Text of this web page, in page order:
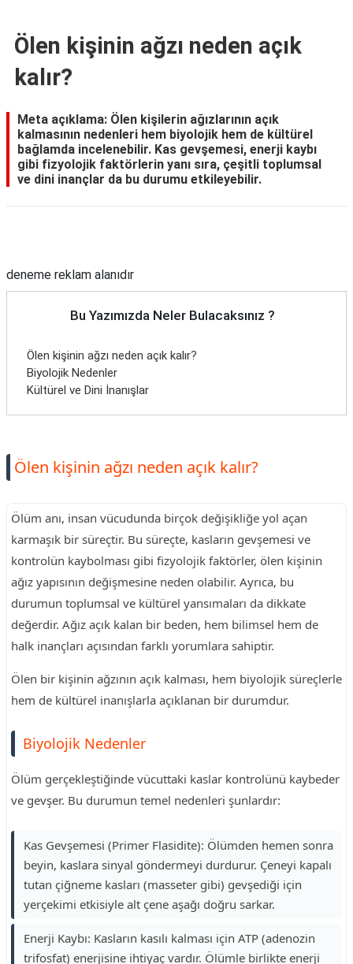
Ölen kişinin ağzı neden açık
kalır?
Meta açıklama: Ölen kişilerin ağızlarının açık
kalmasının nedenleri hem biyolojik hem de kültürel
bağlamda incelenebilir. Kas gevşemesi, enerji kaybı
gibi fizyolojik faktörlerin yanı sıra, çeşitli toplumsal
ve dini inançlar da bu durumu etkileyebilir.
deneme reklam alanıdır
Bu Yazımızda Neler Bulacaksınız ?
Ölen kişinin ağzı neden açık kalır?
Biyolojik Nedenler
Kültürel ve Dini İnanışlar
Ölen kişinin ağzı neden açık kalır?
Ölüm anı, insan vücudunda birçok değişikliğe yol açan
karmaşık bir süreçtir. Bu süreçte, kasların gevşemesi ve
kontrolün kaybolması gibi fizyolojik faktörler, ölen kişinin
ağız yapısının değişmesine neden olabilir. Ayrıca, bu
durumun toplumsal ve kültürel yansımaları da dikkate
değerdir. Ağız açık kalan bir beden, hem bilimsel hem de
halk inançları açısından farklı yorumlara sahiptir.
Ölen bir kişinin ağzının açık kalması, hem biyolojik süreçlerle
hem de kültürel inanışlarla açıklanan bir durumdur.
Biyolojik Nedenler
Ölüm gerçekleştiğinde vücuttaki kaslar kontrolünü kaybeder
ve gevşer. Bu durumun temel nedenleri şunlardır:
Kas Gevşemesi (Primer Flasidite): Ölümden hemen sonra
beyin, kaslara sinyal göndermeyi durdurur. Çeneyi kapalı
tutan çiğneme kasları (masseter gibi) gevşediği için
yerçekimi etkisiyle alt çene aşağı doğru sarkar.
Enerji Kaybı: Kasların kasılı kalması için ATP (adenozin
trifosfat) enerjisine ihtiyaç vardır. Ölümle birlikte enerji